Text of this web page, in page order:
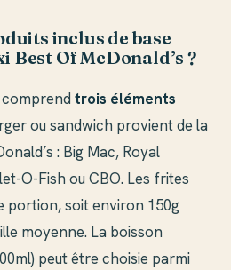
inclus de base
Best Of McDonald’s ?
comprendtrois éléments
ou sandwich provient de la
: Big Mac, Royal
O-Fish ou CBO. Les frites
portion, soit environ 150g
moyenne. La boisson
peut être choisie parmi